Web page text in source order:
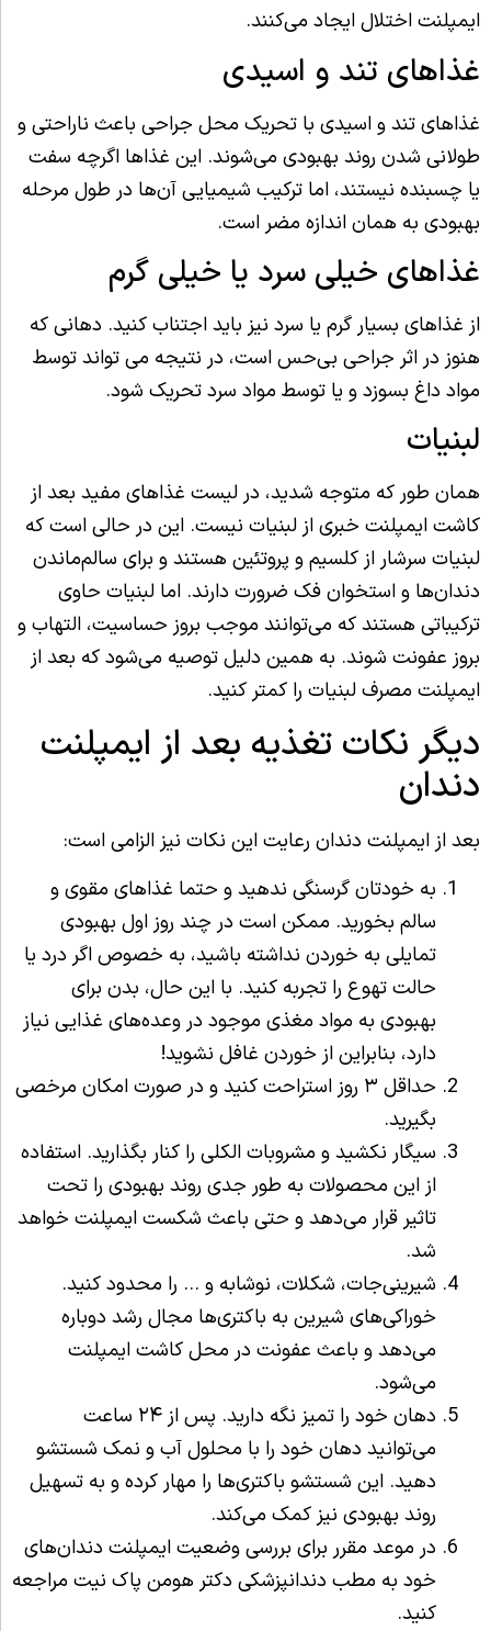
ایمپلنت اختلال ایجاد می‌کنند.
غذاهای تند و اسیدی
غذاهای تند و اسیدی با تحریک محل جراحی باعث ناراحتی و
طولانی شدن روند بهبودی می‌شوند. این غذاها اگرچه سفت
یا چسبنده نیستند، اما ترکیب شیمیایی آن‌ها در طول مرحله
بهبودی به همان اندازه مضر است.
غذاهای خیلی سرد یا خیلی گرم
از غذاهای بسیار گرم یا سرد نیز باید اجتناب کنید. دهانی که
هنوز در اثر جراحی بی‌حس است، در نتیجه می تواند توسط
مواد داغ بسوزد و یا توسط مواد سرد تحریک شود.
لبنیات
همان طور که متوجه شدید، در لیست غذاهای مفید بعد از
کاشت ایمپلنت خبری از لبنیات نیست. این در حالی است که
لبنیات سرشار از کلسیم و پروتئین هستند و برای سالم‌ماندن
دندان‌ها و استخوان فک ضرورت دارند. اما لبنیات حاوی
ترکیباتی هستند که می‌توانند موجب بروز حساسیت،‌ التهاب و
بروز عفونت شوند. به همین دلیل توصیه می‌شود که بعد از
ایمپلنت مصرف لبنیات را کمتر کنید.
دیگر نکات تغذیه بعد از ایمپلنت
دندان
بعد از ایمپلنت دندان رعایت این نکات نیز الزامی است:
به خودتان گرسنگی ندهید و حتما غذاهای مقوی و
سالم بخورید. ممکن است در چند روز اول بهبودی
تمایلی به خوردن نداشته باشید، به خصوص اگر درد یا
حالت تهوع را تجربه کنید. با این حال، بدن برای
بهبودی به مواد مغذی موجود در وعده‌های غذایی نیاز
دارد، بنابراین از خوردن غافل نشوید!
حداقل ۳ روز استراحت کنید و در صورت امکان مرخصی
بگیرید.
سیگار نکشید و مشروبات الکلی را کنار بگذارید. استفاده
از این محصولات به طور جدی روند بهبودی را تحت
تاثیر قرار می‌دهد و حتی باعث شکست ایمپلنت خواهد
شد.
شیرینی‌جات،‌ شکلات، نوشابه و … را محدود کنید.
خوراکی‌های شیرین به باکتری‌ها مجال رشد دوباره
می‌دهد و باعث عفونت در محل کاشت ایمپلنت
می‌شود.
دهان خود را تمیز نگه دارید. پس از ۲۴ ساعت
می‌توانید دهان خود را با محلول آب و نمک شستشو
دهید. این شستشو باکتری‌ها را مهار کرده و به تسهیل
روند بهبودی نیز کمک می‌کند.
در موعد مقرر برای بررسی وضعیت ایمپلنت دندان‌های
خود به مطب دندانپزشکی دکتر هومن پاک نیت مراجعه
کنید.